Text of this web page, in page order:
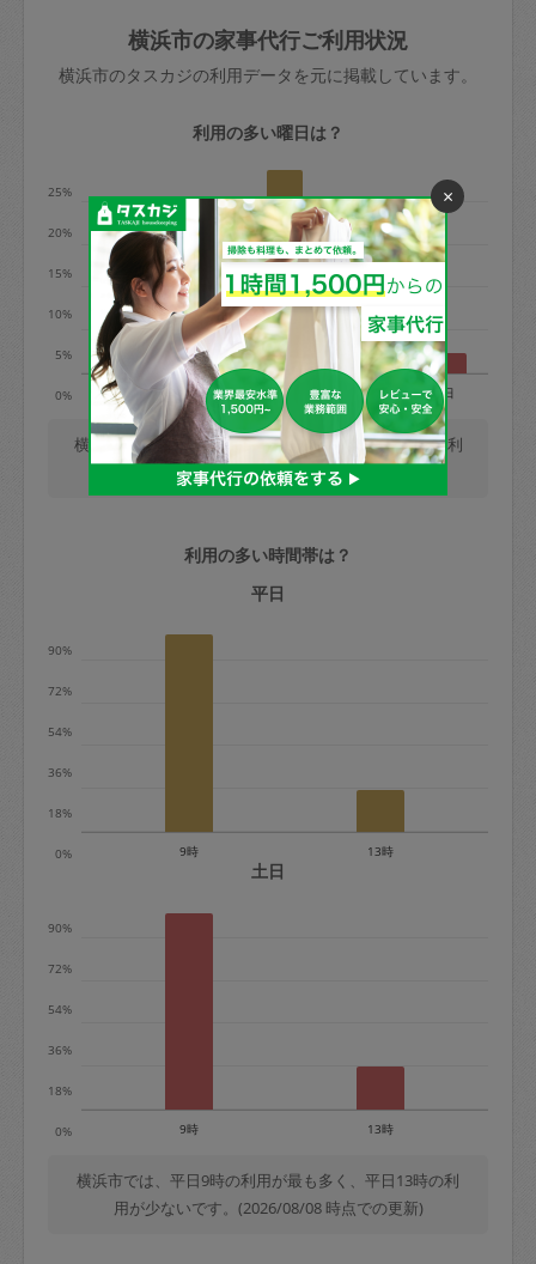
依頼者不在による当日キャンセル＝依頼
金額の100%＋交通費全額
※例：依頼日時／土曜日午前9時開始の場
水曜日9時〜金曜日9時まで＝依頼料金の
50%
金曜日9時～土曜日8時まで＝依頼金額の
100%
土曜日8時〜実施時間＝依頼金額の100%
＋交通費全額
依頼者不在による当日キャンセル＝依頼
金額の100%＋交通費全額
定期契約をキャンセルする場合、毎週定
期は月2回まで隔週定期は月1回までキャ
※キャンセル料金の設定について：
きた場合は損害保険の対象外となるので
ご注意ください。
玉、など
あわせてこちらも参照ください：初めて
はありますか？
横浜市の家事代行ご利用状況
横浜市のタスカジの利用データを元に掲載しています。
利用の多い曜日は？
0%
5%
10%
15%
20%
25%
月 火 水 木 金 土 日
横浜市では、毎週木曜日の利用が最も多く、日曜日の利
用が少ないです。(2026/08/08 時点での更新)
利用の多い時間帯は？
平日
0%
18%
36%
54%
72%
90%
9時 13時
土日
0%
18%
36%
54%
72%
90%
9時 13時
横浜市では、平日9時の利用が最も多く、平日13時の利
用が少ないです。(2026/08/08 時点での更新)
×